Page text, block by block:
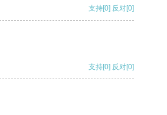
支持[0] 反对[0]
支持[0] 反对[0]